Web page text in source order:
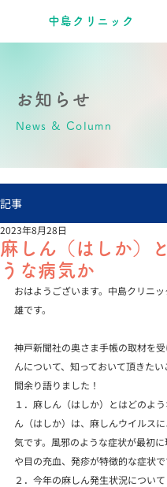
​中島クリニック
お知らせ
News & Column
記事
麻しん（はしか）
うな病気か
2023年8月28日
おはようございます。中島クリニ
雄です。
神戸新聞社の奥さま手帳の取材を
んについて、知っておいて頂きた
間余り語りました！
１．麻しん（はしか）とはどのよ
ん（はしか）は、麻しんウイルス
気です。風邪のような症状が最初
や目の充血、発疹が特徴的な症状で
２．今年の麻しん発生状況につい